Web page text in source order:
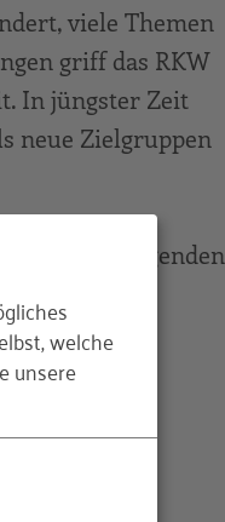
viele Themen
griff das RKW
In jüngster Zeit
neue Zielgruppen
auf den folgenden
welche
unsere